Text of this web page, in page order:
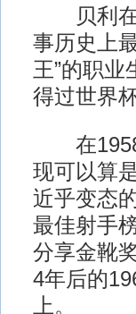
贝利在
事历史上
王”的职
得过世界
在1958
现可以算
近乎变态
最佳射手
分享金靴
4年后的
上。